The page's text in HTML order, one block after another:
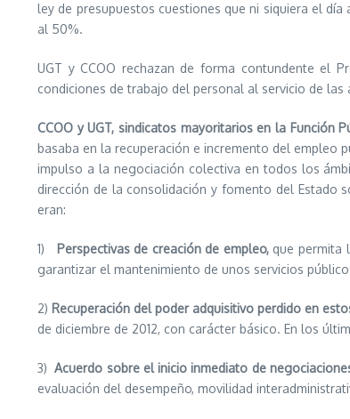
ley de presupuestos cuestiones que ni siquiera el
al 50%.
UGT y CCOO rechazan de forma contundente el
condiciones de trabajo del personal al servicio de las
CCOO y UGT, sindicatos mayoritarios en la Función
basaba en la recuperación e incremento del empleo
impulso a la negociación colectiva en todos los
dirección de la consolidación y fomento del Estado
eran:
1) Perspectivas de creación de empleo, que permita
garantizar el mantenimiento de unos servicios
2) Recuperación del poder adquisitivo perdido en
de diciembre de 2012, con carácter básico. En los
3)Acuerdo sobre el inicio inmediato de
evaluación del desempeño, movilidad